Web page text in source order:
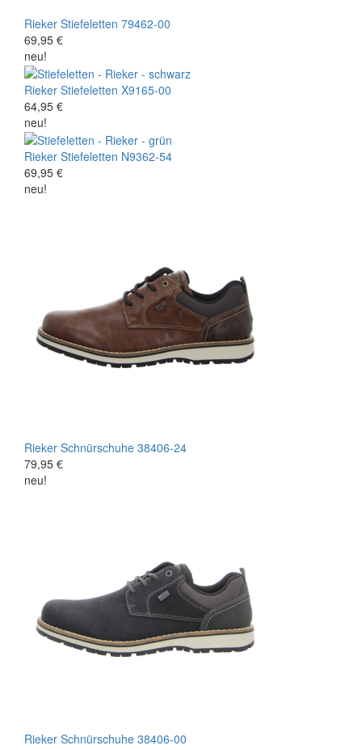
Rieker Stiefeletten 79462-00
69,95 €
neu!
Rieker Stiefeletten X9165-00
64,95 €
neu!
Rieker Stiefeletten N9362-54
69,95 €
neu!
Rieker Schnürschuhe 38406-24
79,95 €
neu!
Rieker Schnürschuhe 38406-00